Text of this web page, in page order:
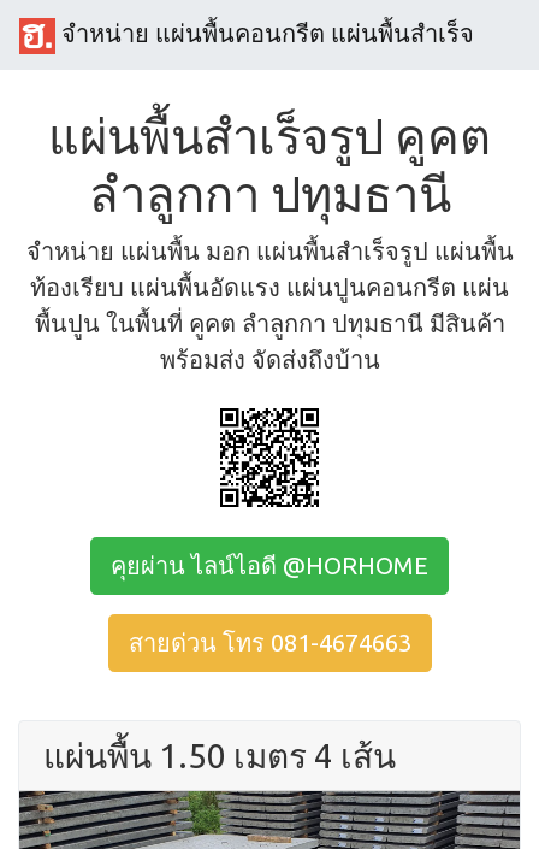
จำหน่าย แผ่นพื้นคอนกรีต แผ่นพื้นสำเร็จ
แผ่นพื้นสำเร็จรูป คูคต
ลำลูกกา ปทุมธานี
จำหน่าย แผ่นพื้น มอก แผ่นพื้นสำเร็จรูป แผ่นพื้น
ท้องเรียบ แผ่นพื้นอัดแรง แผ่นปูนคอนกรีต แผ่น
พื้นปูน ในพื้นที่ คูคต ลำลูกกา ปทุมธานี มีสินค้า
พร้อมส่ง จัดส่งถึงบ้าน
คุยผ่าน ไลน์ไอดี @HORHOME
สายด่วน โทร 081-4674663
แผ่นพื้น 1.50 เมตร 4 เส้น